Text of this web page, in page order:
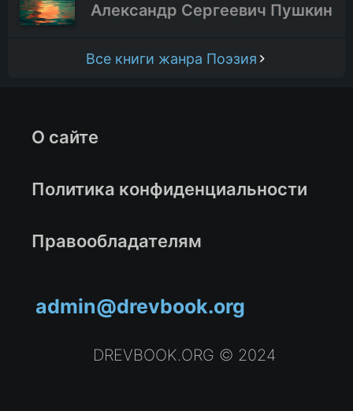
Александр Сергеевич Пушкин
Все книги жанра Поэзия
О сайте
Политика конфиденциальности
Правообладателям
admin@drevbook.org
DREVBOOK.ORG © 2024